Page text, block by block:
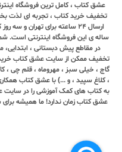
عشق کتاب ، کامل ترین فروشگاه
تخفیف خرید کتاب ، تجربه ای لذت
ارسال ٢٤ ساعته برای تهران
ساله ی این فروشگاه اینترنتی است.
در مقاطع پیش دبستانی ، ابتدایی،
تخفیف ممکن از سایت عشق کتاب
گاج ، خیلی سبز ، مهروماه ، قلم چی ،
، کلاغ سپید ، و ...) با عشق کتاب
به کتاب های کمک آموزشی را در
عشق کتاب زمان ندارد! ما همیشه